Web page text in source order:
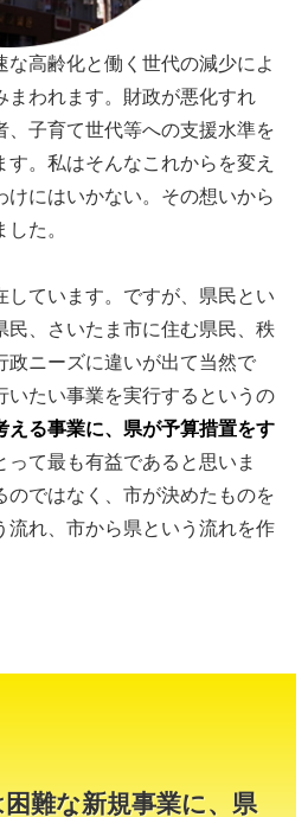
高齢化と働く世代の減少によ
まわれます。財政が悪化すれ
、子育て世代等への支援水準を
す。私はそんなこれからを変え
けにはいかない。その想いから
た。
ています。ですが、県民とい
民、さいたま市に住む県民、秩
政ニーズに違いが出て当然で
いたい事業を実行するというの
える事業に、県が予算措置をす
って最も有益であると思いま
のではなく、市が決めたものを
流れ、市から県という流れを作
難な新規事業に、県